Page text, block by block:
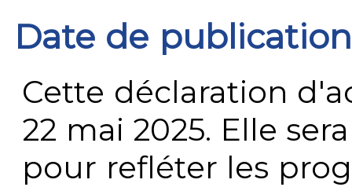
Date de publication
Cette déclaration
22 mai 2025. Elle
pour refléter les